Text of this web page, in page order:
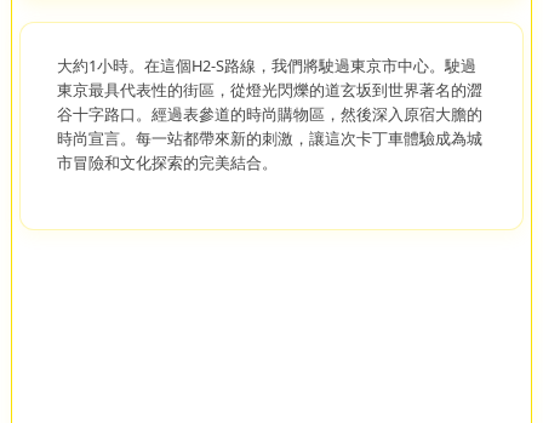
大約1小時。在這個H2-S路線，我們將駛過東京市中心。駛過
東京最具代表性的街區，從燈光閃爍的道玄坂到世界著名的澀
谷十字路口。經過表參道的時尚購物區，然後深入原宿大膽的
時尚宣言。每一站都帶來新的刺激，讓這次卡丁車體驗成為城
市冒險和文化探索的完美結合。